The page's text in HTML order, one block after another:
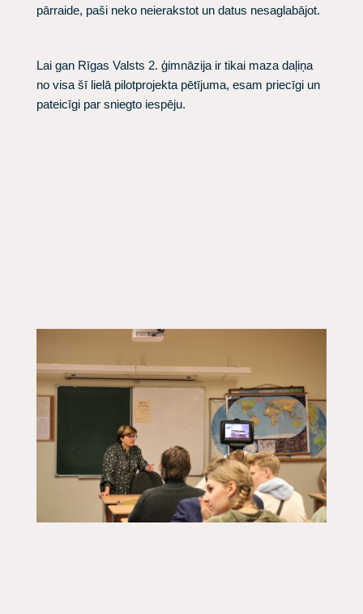
pārraide, paši neko neierakstot un datus nesaglabājot.
Lai gan Rīgas Valsts 2. ģimnāzija ir tikai maza daļiņa
no visa šī lielā pilotprojekta pētījuma, esam priecīgi un
pateicīgi par sniegto iespēju.